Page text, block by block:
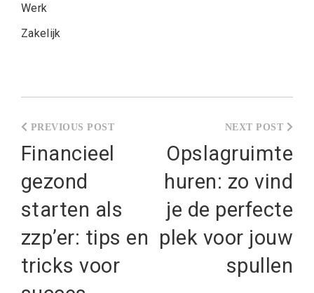
Werk
Zakelijk
navigation
Financieel
gezond
starten als
zzp’er: tips en
tricks voor
Opslagruimte
huren: zo vind
je de perfecte
plek voor jouw
spullen